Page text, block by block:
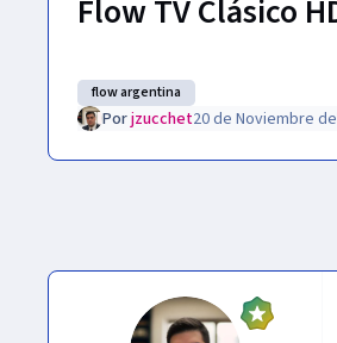
Flow TV Clásico
flow argentina
Porjzucchet20 de Noviembre